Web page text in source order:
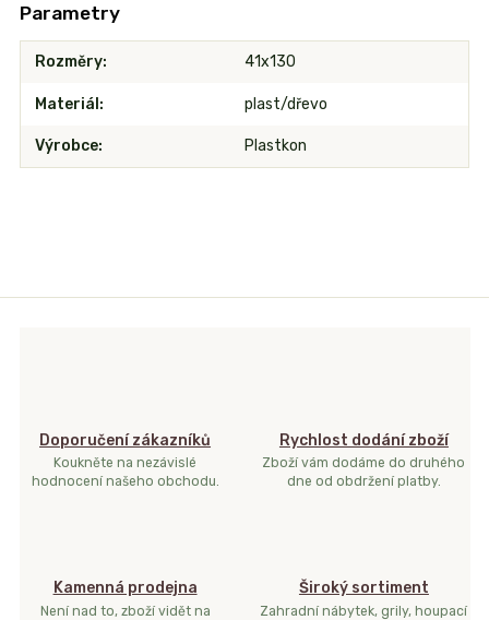
Parametry
Rozměry 41x130
Materiál plast/dřevo
Výrobce Plastkon
Doporučení zákazníků
Koukněte na nezávislé
hodnocení našeho obchodu.
Rychlost dodání zboží
Zboží vám dodáme do druhého
dne od obdržení platby.
Kamenná prodejna
Není nad to, zboží vidět na
Široký sortiment
Zahradní nábytek, grily, houpací